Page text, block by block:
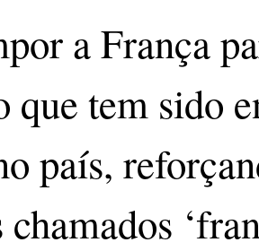
a França
que tem sido
país,